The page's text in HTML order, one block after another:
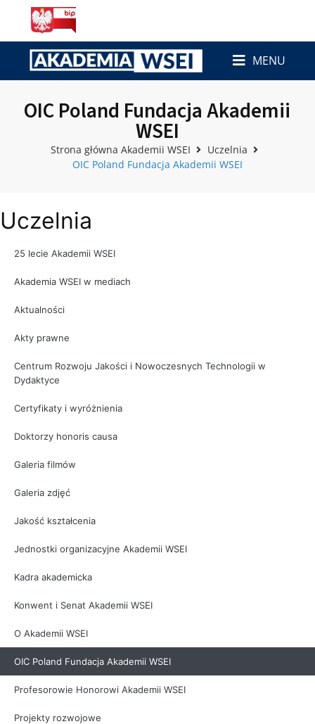
MENU
OIC Poland Fundacja Akademii
WSEI
Strona główna Akademii WSEI
Uczelnia
OIC Poland Fundacja Akademii WSEI
Uczelnia
25 lecie Akademii WSEI
Akademia WSEI w mediach
Aktualności
Akty prawne
Centrum Rozwoju Jakości i Nowoczesnych Technologii w
Dydaktyce
Certyfikaty i wyróżnienia
Doktorzy honoris causa
Galeria filmów
Galeria zdjęć
Jakość kształcenia
Jednostki organizacyjne Akademii WSEI
Kadra akademicka
Konwent i Senat Akademii WSEI
O Akademii WSEI
OIC Poland Fundacja Akademii WSEI
Profesorowie Honorowi Akademii WSEI
Projekty rozwojowe